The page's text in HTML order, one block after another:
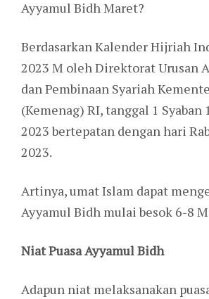
Ayyamul Bidh Maret?
Berdasarkan Kalender Hijriah
2023 M oleh Direktorat Urusan
dan Pembinaan Syariah
(Kemenag) RI, tanggal 1 Syaban
2023 bertepatan dengan hari
2023.
Artinya, umat Islam dapat
Ayyamul Bidh mulai besok 6-8
Niat Puasa Ayyamul Bidh
Adapun niat melaksanakan